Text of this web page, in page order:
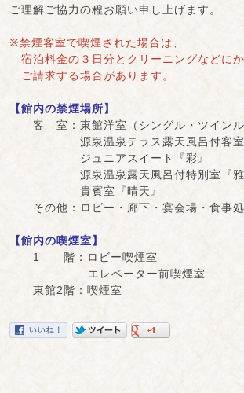
ご理解ご協力の程お願い申し上げます。
※禁煙客室で喫煙された場合は、
宿泊料金の３日分と クリーニングなどに
ご請求する場合があります。
【館内の禁煙場所】
客 室：東館洋室（シングル・ツインル
源泉温泉テラス露天風呂付客室
ジュニアスイート『彩』
源泉温泉露天風呂付特別室『雅
貴賓室『晴天』
その他：ロビー・廊下・宴会場・食事処
【館内の喫煙室】
1 階：ロビー喫煙室
エレベーター前喫煙室
東館2階：喫煙室